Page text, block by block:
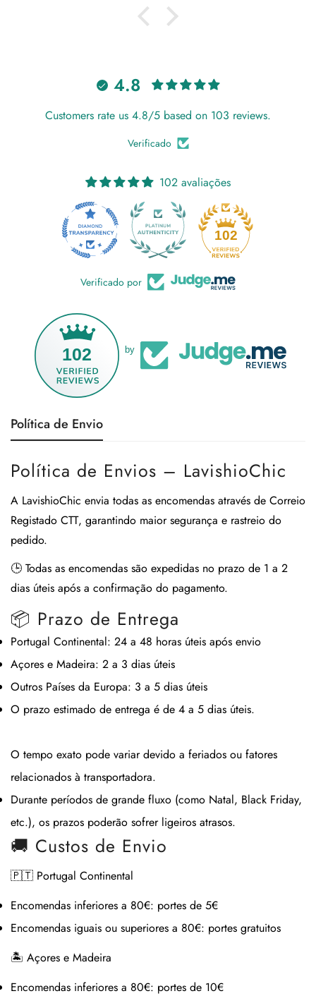
4.8
Customers rate us 4.8/5 based on 103 reviews.
Verificado
102 avaliações
102
Verificado por
102 by
Política de Envio
Política de Envios – LavishioChic
A LavishioChic envia todas as encomendas através de Correio
Registado CTT, garantindo maior segurança e rastreio do
pedido.
🕒 Todas as encomendas são expedidas no prazo de 1 a 2
dias úteis após a confirmação do pagamento.
📦 Prazo de Entrega
Portugal Continental: 24 a 48 horas úteis após envio
Açores e Madeira: 2 a 3 dias úteis
Outros Países da Europa: 3 a 5 dias úteis
O prazo estimado de entrega é de 4 a 5 dias úteis.
O tempo exato pode variar devido a feriados ou fatores
relacionados à transportadora.
Durante períodos de grande fluxo (como Natal, Black Friday,
etc.), os prazos poderão sofrer ligeiros atrasos.
🚚 Custos de Envio
🇵🇹 Portugal Continental
Encomendas inferiores a 80€: portes de 5€
Encomendas iguais ou superiores a 80€: portes gratuitos
🏝 Açores e Madeira
Encomendas inferiores a 80€: portes de 10€